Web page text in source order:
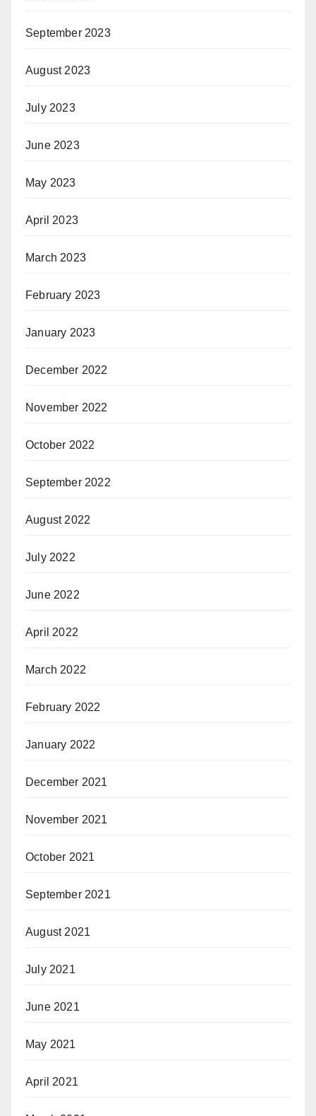
September 2023
August 2023
July 2023
June 2023
May 2023
April 2023
March 2023
February 2023
January 2023
December 2022
November 2022
October 2022
September 2022
August 2022
July 2022
June 2022
April 2022
March 2022
February 2022
January 2022
December 2021
November 2021
October 2021
September 2021
August 2021
July 2021
June 2021
May 2021
April 2021